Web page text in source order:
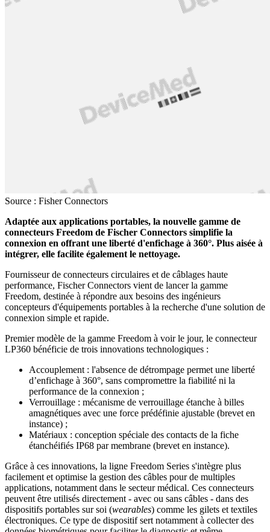
Source : Fisher Connectors
Adaptée aux applications portables, la nouvelle gamme de
connecteurs Freedom de Fischer Connectors simplifie la
connexion en offrant une liberté d'enfichage à 360°. Plus aisée à
intégrer, elle facilite également le nettoyage.
Fournisseur de connecteurs circulaires et de câblages haute
performance, Fischer Connectors vient de lancer la gamme
Freedom, destinée à répondre aux besoins des ingénieurs
concepteurs d'équipements portables à la recherche d'une solution de
connexion simple et rapide.
Premier modèle de la gamme Freedom à voir le jour, le connecteur
LP360 bénéficie de trois innovations technologiques :
Accouplement : l'absence de détrompage permet une liberté
d’enfichage à 360°, sans compromettre la fiabilité ni la
performance de la connexion ;
Verrouillage : mécanisme de verrouillage étanche à billes
amagnétiques avec une force prédéfinie ajustable (brevet en
instance) ;
Matériaux : conception spéciale des contacts de la fiche
étanchéifiés IP68 par membrane (brevet en instance).
Grâce à ces innovations, la ligne Freedom Series s'intègre plus
facilement et optimise la gestion des câbles pour de multiples
applications, notamment dans le secteur médical. Ces connecteurs
peuvent être utilisés directement - avec ou sans câbles - dans des
dispositifs portables sur soi (wearables) comme les gilets et textiles
électroniques. Ce type de dispositif sert notamment à collecter des